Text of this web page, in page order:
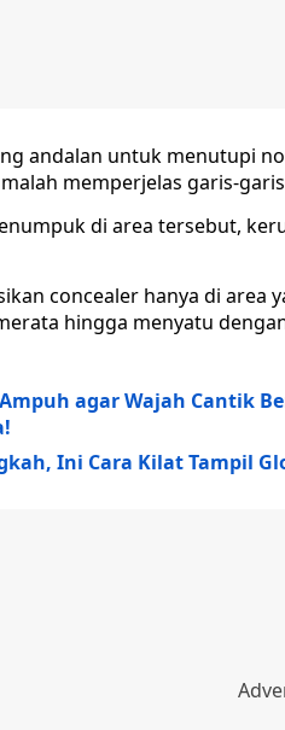
andalan untuk menutupi
memperjelas garis-
di area tersebut,
concealer hanya di
hingga menyatu
agar Wajah Cantik
Ini Cara Kilat Tampil